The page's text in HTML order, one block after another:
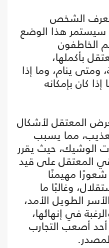
الشخص
سيستمر هذا الوضع
الخاطفون
بأكملها،
ومتى ينام، وما إذا
كان بإمكانه
المعتقل لأشكال
مما يسبب
الوشيك، حيث يقرر
المعتقل على قيد
شعورًا مهيمنًا
وغالبًا ما
الطويل الأمد،
في إنهائها،
أحد أصعب التجارب